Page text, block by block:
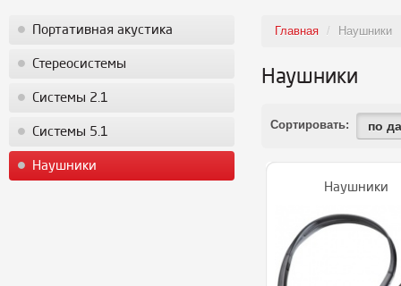
Портативная акустика
Стереосистемы
Системы 2.1
Системы 5.1
Наушники
Главная / Наушники
Наушники
Сортировать: по
Наушники